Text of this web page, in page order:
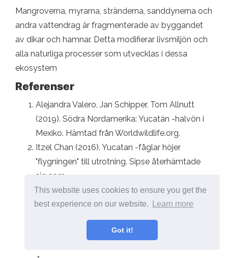
This website uses cookies to ensure you get the
best experience on our website.
Learn more
Got it!
Mangroverna, myrarna, stränderna, sanddynerna och
andra vattendrag är fragmenterade av byggandet
av dikar och hamnar. Detta modifierar livsmiljön och
alla naturliga processer som utvecklas i dessa
ekosystem
Referenser
Alejandra Valero, Jan Schipper, Tom Allnutt
(2019). Södra Nordamerika: Yucatán -halvön i
Mexiko. Hämtad från Worldwildlife.org.
Itzel Chan (2016). Yucatan -fåglar höjer
"flygningen" till utrotning. Sipse återhämtade
sig.com.
Birdlife International 2016. Meleagris ocalylata.
IUCN RED -listan över hotade arter 2016.
Återhämtad från iUcnredList.org.
Birdlife International 2016. Doricha Eliza. IUCN